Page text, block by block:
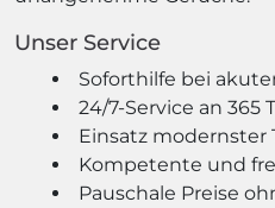
Unser Service
Soforthilfe bei
24/7-Service an 365
Einsatz modernster
Kompetente und
Pauschale Preise